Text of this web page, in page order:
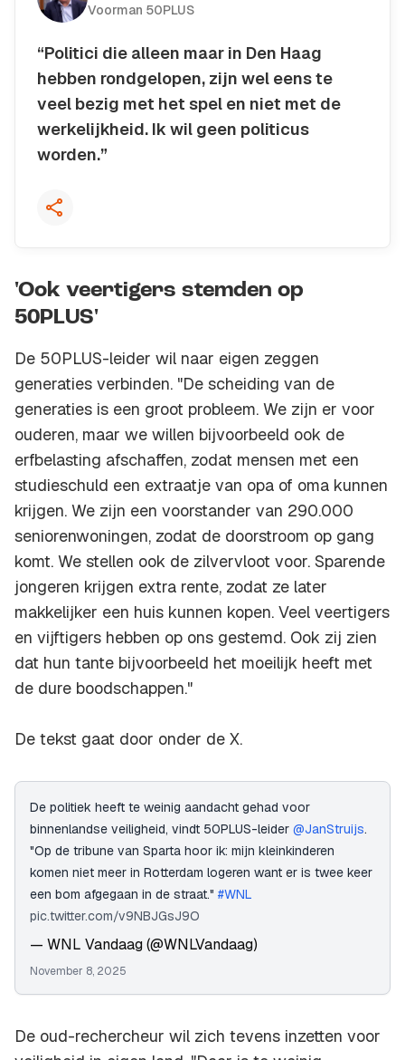
Voorman 50PLUS
“Politici die alleen maar in Den Haag
hebben rondgelopen, zijn wel eens te
veel bezig met het spel en niet met de
werkelijkheid. Ik wil geen politicus
worden.”Kopieer quote
'Ook veertigers stemden op
50PLUS'
De 50PLUS-leider wil naar eigen zeggen
generaties verbinden. "De scheiding van de
generaties is een groot probleem. We zijn er voor
ouderen, maar we willen bijvoorbeeld ook de
erfbelasting afschaffen, zodat mensen met een
studieschuld een extraatje van opa of oma kunnen
krijgen. We zijn een voorstander van 290.000
seniorenwoningen, zodat de doorstroom op gang
komt. We stellen ook de zilvervloot voor. Sparende
jongeren krijgen extra rente, zodat ze later
makkelijker een huis kunnen kopen. Veel veertigers
en vijftigers hebben op ons gestemd. Ook zij zien
dat hun tante bijvoorbeeld het moeilijk heeft met
de dure boodschappen."
De tekst gaat door onder de X.
De politiek heeft te weinig aandacht gehad voor
binnenlandse veiligheid, vindt 50PLUS-leider @JanStruijs.
"Op de tribune van Sparta hoor ik: mijn kleinkinderen
komen niet meer in Rotterdam logeren want er is twee keer
een bom afgegaan in de straat." #WNL
pic.twitter.com/v9NBJGsJ9O
— WNL Vandaag (@WNLVandaag)
November 8, 2025
De oud-rechercheur wil zich tevens inzetten voor